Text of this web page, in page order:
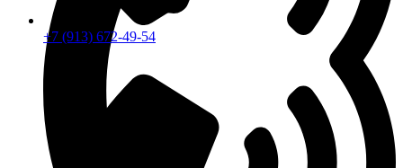
+7 (913) 672-49-54